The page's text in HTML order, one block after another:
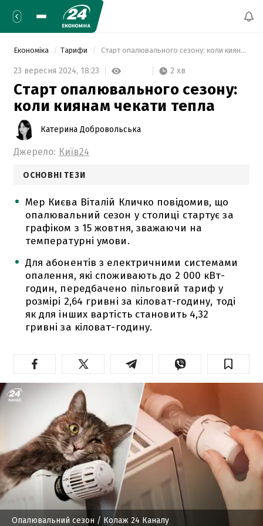
Економіка Тарифи Старт опалювального сезону: коли киянам чекати тепла
23 вересня 2024, 18:23 2 хв
Старт опалювального сезону:
коли киянам чекати тепла
Катерина Добровольська
Джерело: Київ24
ОСНОВНІ ТЕЗИ
Мер Києва Віталій Кличко повідомив, що
опалювальний сезон у столиці стартує за
графіком з 15 жовтня, зважаючи на
температурні умови.
Для абонентів з електричними системами
опалення, які споживають до 2 000 кВт-
годин, передбачено пільговий тариф у
розмірі 2,64 гривні за кіловат-годину, тоді
як для інших вартість становить 4,32
гривні за кіловат-годину.
Опалювальний сезон / Колаж 24 Каналу